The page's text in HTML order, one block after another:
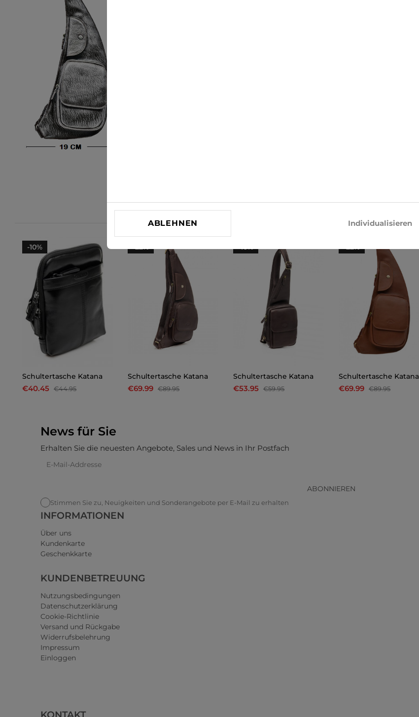
-10%
Schultertasche Katana
€40.45 €44.95
Schultertasche Katana
€69.99 €89.95
Schultertasche Katana
€53.95 €59.95
Schultertasche Katana
€69.99 €89.95
News für Sie
Erhalten Sie die neuesten Angebote, Sales und News in Ihr Postfach
ABONNIEREN
Stimmen Sie zu, Neuigkeiten und Sonderangebote per E-Mail zu erhalten
INFORMATIONEN
Über uns
Kundenkarte
Geschenkkarte
KUNDENBETREUUNG
Nutzungsbedingungen
Datenschutzerklärung
Cookie-Richtlinie
Versand und Rückgabe
Widerrufsbelehrung
Impressum
Einloggen
KONTAKT
ABLEHNEN Individualisieren